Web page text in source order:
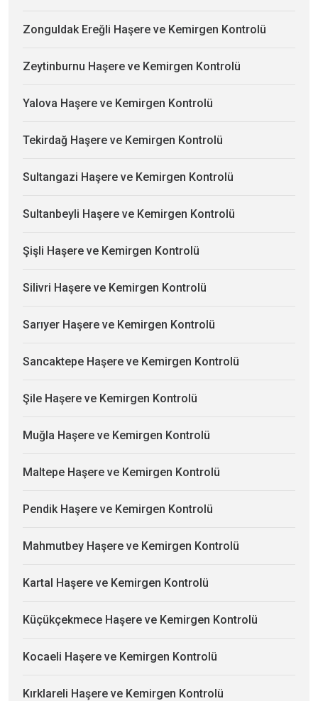
Zonguldak Ereğli Haşere ve Kemirgen Kontrolü
Zeytinburnu Haşere ve Kemirgen Kontrolü
Yalova Haşere ve Kemirgen Kontrolü
Tekirdağ Haşere ve Kemirgen Kontrolü
Sultangazi Haşere ve Kemirgen Kontrolü
Sultanbeyli Haşere ve Kemirgen Kontrolü
Şişli Haşere ve Kemirgen Kontrolü
Silivri Haşere ve Kemirgen Kontrolü
Sarıyer Haşere ve Kemirgen Kontrolü
Sancaktepe Haşere ve Kemirgen Kontrolü
Şile Haşere ve Kemirgen Kontrolü
Muğla Haşere ve Kemirgen Kontrolü
Maltepe Haşere ve Kemirgen Kontrolü
Pendik Haşere ve Kemirgen Kontrolü
Mahmutbey Haşere ve Kemirgen Kontrolü
Kartal Haşere ve Kemirgen Kontrolü
Küçükçekmece Haşere ve Kemirgen Kontrolü
Kocaeli Haşere ve Kemirgen Kontrolü
Kırklareli Haşere ve Kemirgen Kontrolü